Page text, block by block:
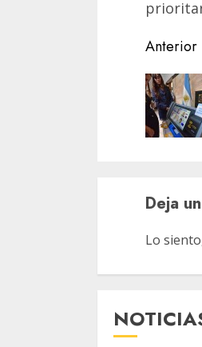
de
Anterior
Deja
Lo